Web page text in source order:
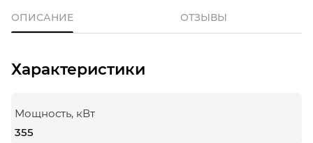
ОПИСАНИЕ ОТЗЫВЫ
Характеристики
Мощность, кВт
355